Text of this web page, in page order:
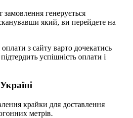
генерується
який, ви перейдете на
з сайту варто дочекатись
успішність оплати і
крайки для доставлення
метрів.